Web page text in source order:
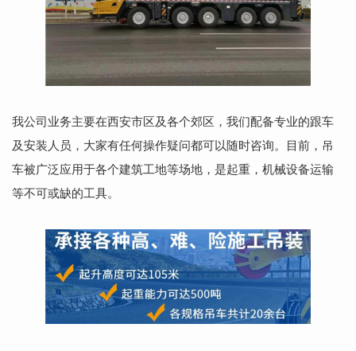
我公司业务主要在西安市区及各个郊区，我们配备专业的跟车
及安装人员，大家有任何操作疑问都可以随时咨询。目前，吊
车被广泛应用于各个建筑工地等场地，是起重，机械设备运输
等不可或缺的工具。